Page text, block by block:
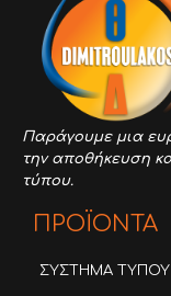
Παράγουμε μια
την αποθήκευση
τύπου.
ΠΡΟΪΟΝΤΑ
ΣΥΣΤΗΜΑ ΤΥΠΟΥ